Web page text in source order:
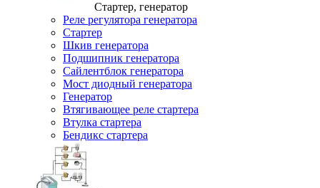
Стартер, генератор
Реле регулятора генератора
Стартер
Шкив генератора
Подшипник генератора
Сайлентблок генератора
Мост диодный генератора
Генератор
Втягивающее реле стартера
Втулка стартера
Бендикс стартера